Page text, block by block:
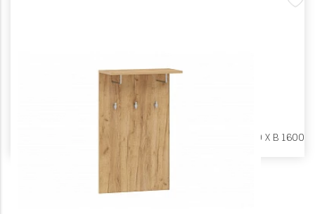
Ш 550 X Г 260 X В 1600